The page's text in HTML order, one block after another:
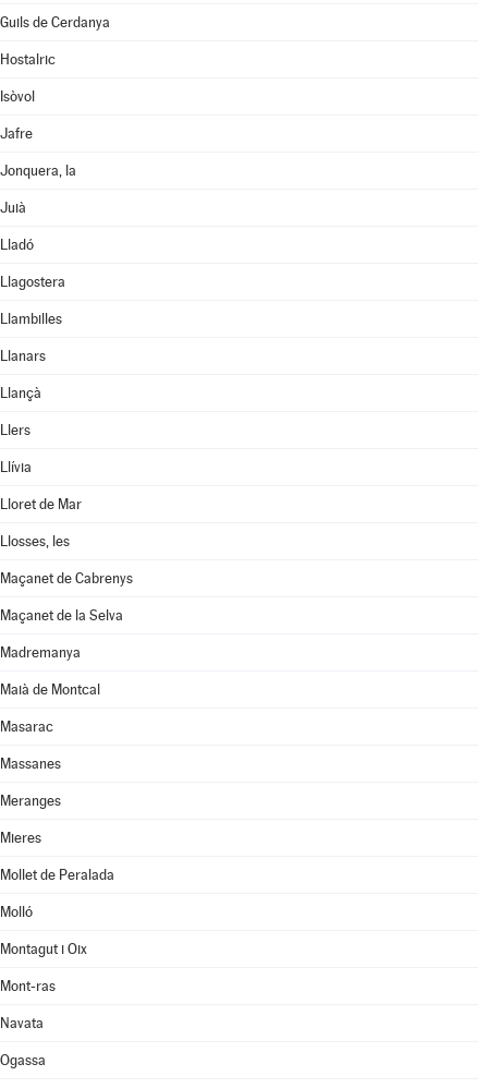
Guils de Cerdanya
Hostalric
Isòvol
Jafre
Jonquera, la
Juià
Lladó
Llagostera
Llambilles
Llanars
Llançà
Llers
Llívia
Lloret de Mar
Llosses, les
Maçanet de Cabrenys
Maçanet de la Selva
Madremanya
Maià de Montcal
Masarac
Massanes
Meranges
Mieres
Mollet de Peralada
Molló
Montagut i Oix
Mont-ras
Navata
Ogassa